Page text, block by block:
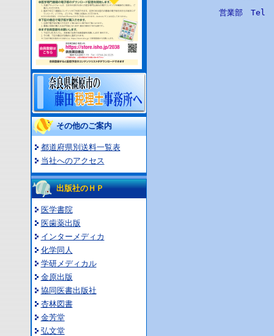
その他のご案内
都道府県別送料一覧表
当社へのアクセス
出版社のＨＰ
医学書院
医歯薬出版
インターメディカ
化学同人
学研メディカル
金原出版
協同医書出版社
杏林図書
金芳堂
弘文堂
営業部 Tel